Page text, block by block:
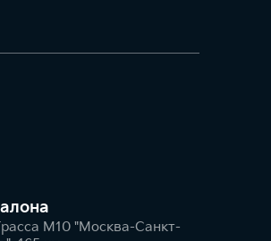
М10 "Москва-Санкт-